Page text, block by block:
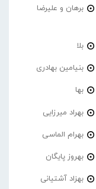
برهان و علیرضا
بلا
بنیامین بهادری
بها
بهراد میرزایی
بهرام الماسی
بهروز پایگان
بهزاد آشتیانی